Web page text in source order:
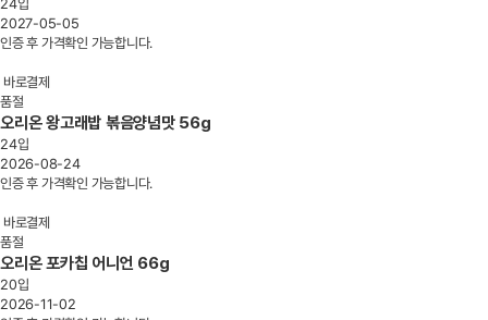
24입
2027-05-05
인증 후 가격확인 가능합니다.
바로결제
품절
오리온 왕고래밥 볶음양념맛 56g
24입
2026-08-24
인증 후 가격확인 가능합니다.
바로결제
품절
오리온 포카칩 어니언 66g
20입
2026-11-02